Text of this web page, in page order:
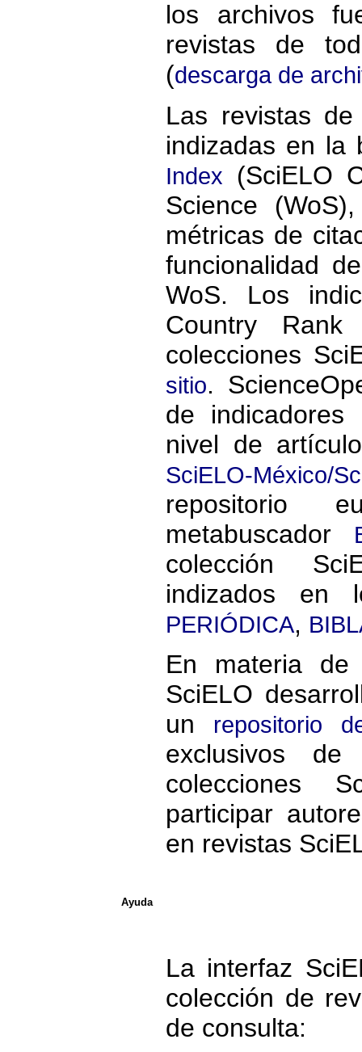
los archivos
revistas de
(descarga de
Las revistas
indizadas en
Index (SciELO
Science
métricas de
funcionalidad
WoS. Los
Country
colecciones
sitio.
de
nivel de
SciELO-México/
repositorio
metabuscador
colección
indizados
PERIÓDICA,
En materia de
SciELO
un
repositorio
exclusivos
colecciones
participar
en revistas
Ayuda
La interfaz
colección de
de consulta: